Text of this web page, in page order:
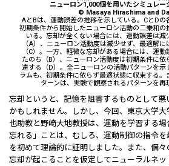
ニューロン1,000個を用いたシミュレー
© Masaya Hirashima and
AとBは、運動誤差の推移を示している。CとDの
初期条件から開始したニューロン活動の二乗和の
いる。忘却が全くない場合には、運動誤差は減
（A）、ニューロン活動度は減少せず、最適解に
（C）。一方、軽微な忘却がある場合には、運動
たのち（B）、ニューロン活動度は初期条件に依
達する（D）。全ニューロンの活動パターンを示
ラムも、初期条件に依らず最適状態に収束する。
ターンは、実験で観察されるパターンを再
忘却というと、記憶を阻害するものとして
かもしれません。しかし、今回、東京大学
也助教と野崎大地教授は、運動を学習する
忘れる」ことは、むしろ、運動制御の指令
を初めて理論的に証明しました。また、個
忘却が起こることを仮定してニューラルネ